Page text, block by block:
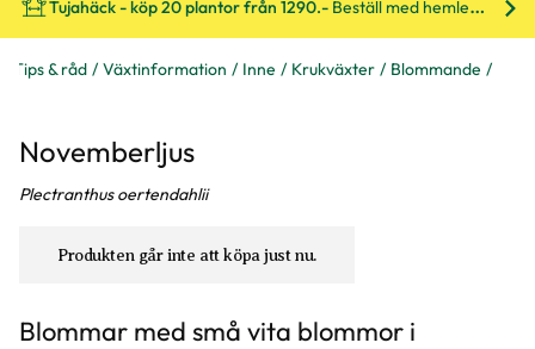
Tujahäck - köp 20 plantor från 1290.- Beställ med hemleverans!
Tips & råd Växtinformation Inne Krukväxter Blommande
Novemberljus
Plectranthus oertendahlii
Produkten går inte att köpa just nu.
Blommar med små vita blommor i